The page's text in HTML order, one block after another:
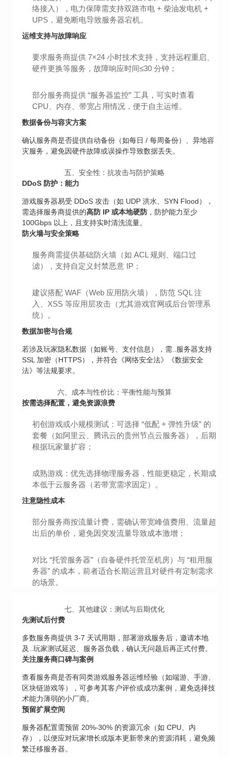
络接入），电力保障需支持双路市电 + 柴油发电机 +
UPS，避免断电导致服务器宕机。
运维支持与故障响应
要求服务商提供 7×24 小时技术支持，支持远程重启、
硬件更换等服务，故障响应时间≤30 分钟；
部分服务商提供 “服务器监控” 工具，可实时查看
CPU、内存、带宽占用情况，便于自主运维。
数据备份与容灾方案
确认服务商是否提供自动备份（如每日 / 每周备份）、异地容
灾服务，避免因硬件故障或误操作导致数据丢失。
五、安全性：抗攻击与防护策略
DDoS 防护：能力
游戏服务器易受 DDoS 攻击（如 UDP 洪水、SYN Flood），
需选择服务商提供的高防 IP 或本地硬防 ，防护能力至少
100Gbps 以上，且支持实时清洗流量。
防火墙与安全策略
服务商需提供基础防火墙（如 ACL 规则、端口过
滤），支持自定义封禁恶意 IP；
建议搭配 WAF（Web 应用防火墙），防范 SQL 注
入、XSS 等应用层攻击（尤其游戏官网或后台管理系
统）。
数据加密与合规
若涉及玩家隐私数据（如账号、支付信息），需..服务器支持
SSL 加密（HTTPS），并符合《网络安全法》《数据安全
法》等法规要求。
六、成本与性价比：平衡性能与预算
按需选择配置，避免资源浪费
初创游戏或小规模测试：可选择 “低配 + 弹性升级” 的
套餐（如阿里云、腾讯云的贵州节点云服务器），后期
根据玩家量扩容；
成熟游戏：优先选择物理服务器，性能更稳定，长期成
本低于云服务器（若带宽需求固定）。
注意隐性成本
部分服务商按流量计费，需确认带宽峰值费用、流量超
出后的单价，避免因突发流量导致成本激增；
对比 “托管服务器”（自备硬件托管至机房）与 “租用服
务器” 的成本，前者适合长期运营且对硬件有定制需求
的场景。
七、其他建议：测试与后期优化
先测试后付费
多数服务商提供 3-7 天试用期，部署游戏服务后，邀请本地
及..玩家测试延迟、服务器负载，确认无问题后再正式付费。
关注服务商口碑与案例
查看服务商是否有同类游戏服务器运维经验（如端游、手游、
区块链游戏等），可参考其客户评价或成功案例，避免选择技
术能力薄弱的小厂商。
预留扩展空间
服务器配置需预留 20%-30% 的资源冗余（如 CPU、内
存），以便应对玩家增长或版本更新带来的资源消耗，避免频
繁迁移服务器。